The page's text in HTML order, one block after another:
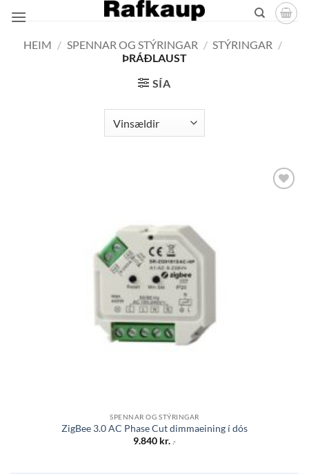
contentHEIM / SPENNAR OG STÝRINGAR / STÝRINGAR /
ÞRÁÐLAUST
SÍA
SPENNAR OG STÝRINGAR
ZigBee 3.0 AC Phase Cut dimmaeining í dós
9.840 kr. .-